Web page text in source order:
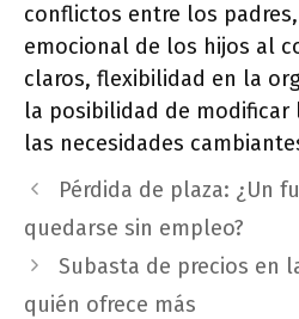
conflictos entre los
emocional de los hijos al
claros, flexibilidad en la
la posibilidad de modificar
las necesidades
Pérdida de plaza: ¿Un
quedarse sin empleo?
Subasta de precios en
quién ofrece más